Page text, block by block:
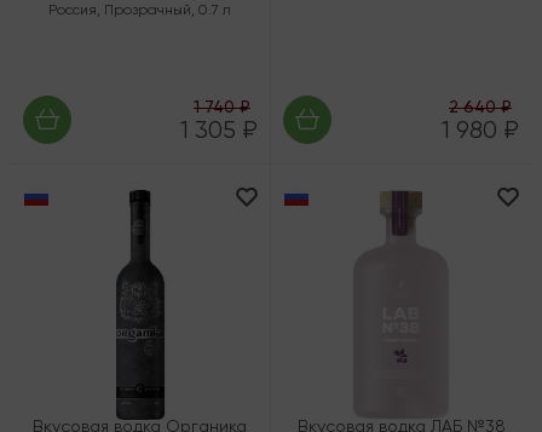
Россия, Прозрачный,0.7 л
1 740 ₽
1 305 ₽
2 640 ₽
1 980 ₽
Вкусовая водка Органика
Вкусовая водка ЛАБ №38